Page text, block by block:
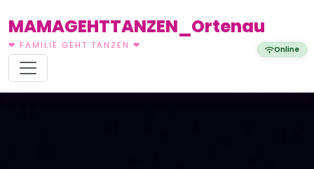
Online
MAMAGEHTTANZEN_Ortenau
❤ FAMILIE GEHT TANZEN ❤